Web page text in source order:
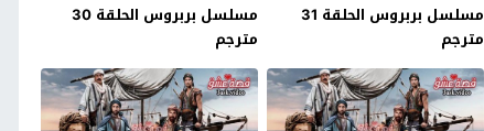
مسلسل بربروس الحلقة 31
مترجم
مسلسل بربروس الحلقة 30
مترجم